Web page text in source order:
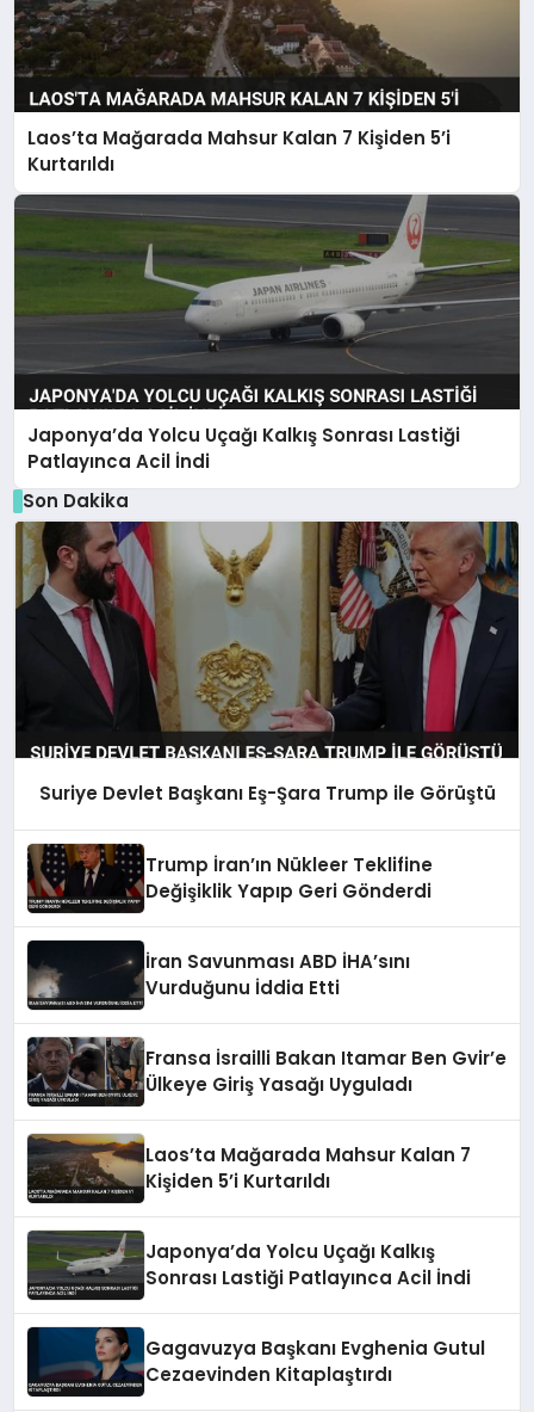
Laos’ta Mağarada Mahsur Kalan 7 Kişiden 5’i
Kurtarıldı
Japonya’da Yolcu Uçağı Kalkış Sonrası Lastiği
Patlayınca Acil İndi
Son Dakika
Suriye Devlet Başkanı Eş-Şara Trump ile Görüştü
Trump İran’ın Nükleer Teklifine
Değişiklik Yapıp Geri Gönderdi
İran Savunması ABD İHA’sını
Vurduğunu İddia Etti
Fransa İsrailli Bakan Itamar Ben Gvir’e
Ülkeye Giriş Yasağı Uyguladı
Laos’ta Mağarada Mahsur Kalan 7
Kişiden 5’i Kurtarıldı
Japonya’da Yolcu Uçağı Kalkış
Sonrası Lastiği Patlayınca Acil İndi
Gagavuzya Başkanı Evghenia Gutul
Cezaevinden Kitaplaştırdı